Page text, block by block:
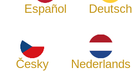
Español Deutsch
Česky Nederlands